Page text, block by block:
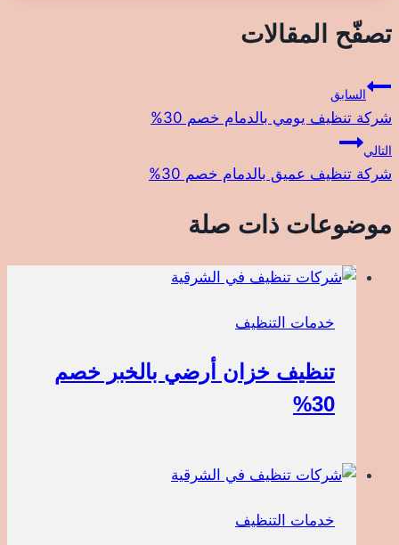
تصفّح المقالات
السابق
شركة تنظيف يومي بالدمام خصم 30%
التالي
شركة تنظيف عميق بالدمام خصم 30%
موضوعات ذات صلة
خدمات التنظيف
تنظيف خزان أرضي بالخبر خصم
30%
خدمات التنظيف